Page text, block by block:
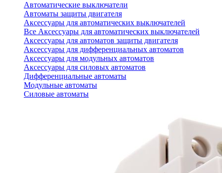
Автоматические выключатели
Автоматы защиты двигателя
Аксессуары для автоматических выключателей
Все Аксессуары для автоматических выключателей
Аксессуары для автоматов защиты двигателя
Аксессуары для дифференциальных автоматов
Аксессуары для модульных автоматов
Аксессуары для силовых автоматов
Дифференциальные автоматы
Модульные автоматы
Силовые автоматы